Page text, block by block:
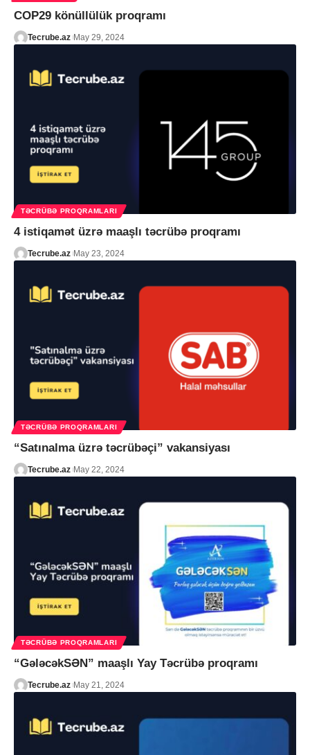
COP29 könüllülük proqramı
Tecrube.az May 29, 2024
TƏCRÜBƏ PROQRAMLARI
4 istiqamət üzrə maaşlı təcrübə proqramı
Tecrube.az May 23, 2024
TƏCRÜBƏ PROQRAMLARI
“Satınalma üzrə təcrübəçi” vakansiyası
Tecrube.az May 22, 2024
TƏCRÜBƏ PROQRAMLARI
“GələcəkSƏN” maaşlı Yay Təcrübə proqramı
Tecrube.az May 21, 2024